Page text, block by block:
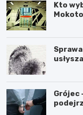
Kto
Grójec